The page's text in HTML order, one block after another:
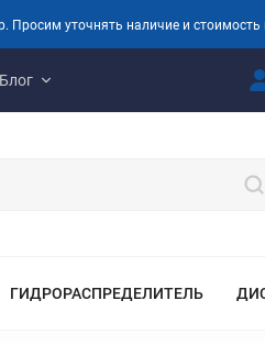
уточнять наличие и
Блог
ГИДРОРАСПРЕДЕЛИТЕЛЬ